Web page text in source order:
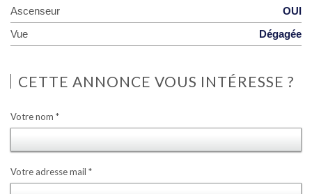
Ascenseur OUI
Vue Dégagée
CETTE ANNONCE VOUS INTÉRESSE ?
Votre nom *
Votre adresse mail *